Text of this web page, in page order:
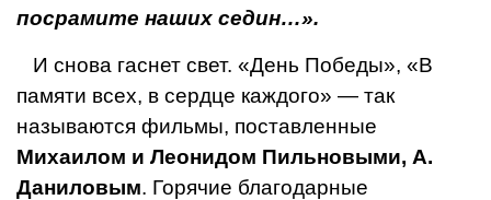
посрамите наших седин…».
И снова гаснет свет. «День Победы», «В
памяти всех, в сердце каждого» — так
называются фильмы, поставленные
Михаилом и Леонидом Пильновыми, А.
Даниловым. Горячие благодарные